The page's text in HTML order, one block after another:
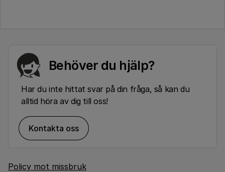
Behöver du hjälp?
Har du inte hittat svar på din fråga, så kan du
alltid höra av dig till oss!
Kontakta oss
Policy mot missbruk